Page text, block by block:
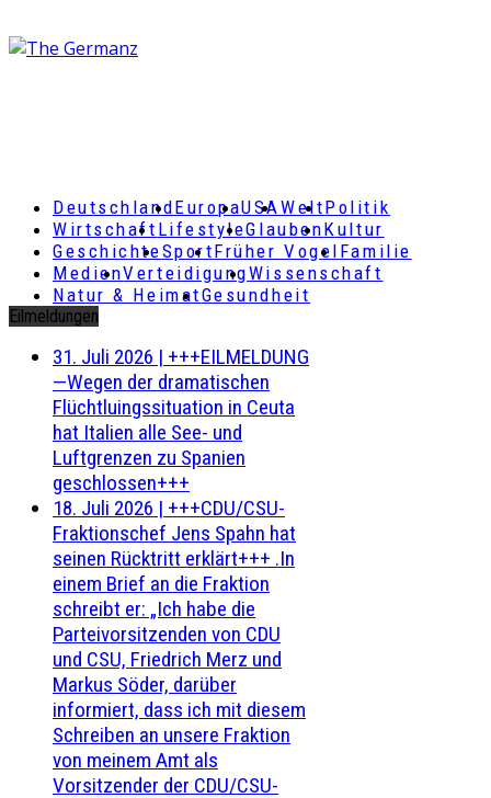
DeutschlandEuropaUSAWeltPolitik
Wirtschaft LifestyleGlaubenKultur
GeschichteSportFrüher Vogel Familie
MedienVerteidigungWissenschaft
Natur & HeimatGesundheit
Eilmeldungen
31. Juli 2026 | +++EILMELDUNG
—Wegen der dramatischen
Flüchtluingssituation in Ceuta
hat Italien alle See- und
Luftgrenzen zu Spanien
geschlossen+++
18. Juli 2026 | +++CDU/CSU-
Fraktionschef Jens Spahn hat
seinen Rücktritt erklärt+++ .In
einem Brief an die Fraktion
schreibt er: „Ich habe die
Parteivorsitzenden von CDU
und CSU, Friedrich Merz und
Markus Söder, darüber
informiert, dass ich mit diesem
Schreiben an unsere Fraktion
von meinem Amt als
Vorsitzender der CDU/CSU-